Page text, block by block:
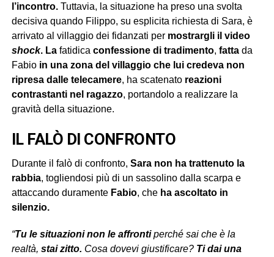
l’incontro.Tuttavia, la situazione ha preso una svolta
decisiva quando Filippo, su esplicita richiesta di Sara, è
arrivato al villaggio dei fidanzati per mostrargli il video
shock. Lafatidica confessione di tradimento, fattada
Fabio in una zona del villaggio che lui credeva non
ripresa dalle telecamere, ha scatenato reazioni
contrastanti nel ragazzo, portandolo a realizzare la
gravità della situazione.
IL FALÒ DI CONFRONTO
Durante il falò di confronto, Sara non ha trattenuto la
rabbia, togliendosi più di un sassolino dalla scarpa e
attaccando duramente Fabio, che ha ascoltato in
silenzio.
“Tu le situazioni non le affrontiperché sai che è la
realtà, stai zitto. Cosa dovevi giustificare? Ti dai una